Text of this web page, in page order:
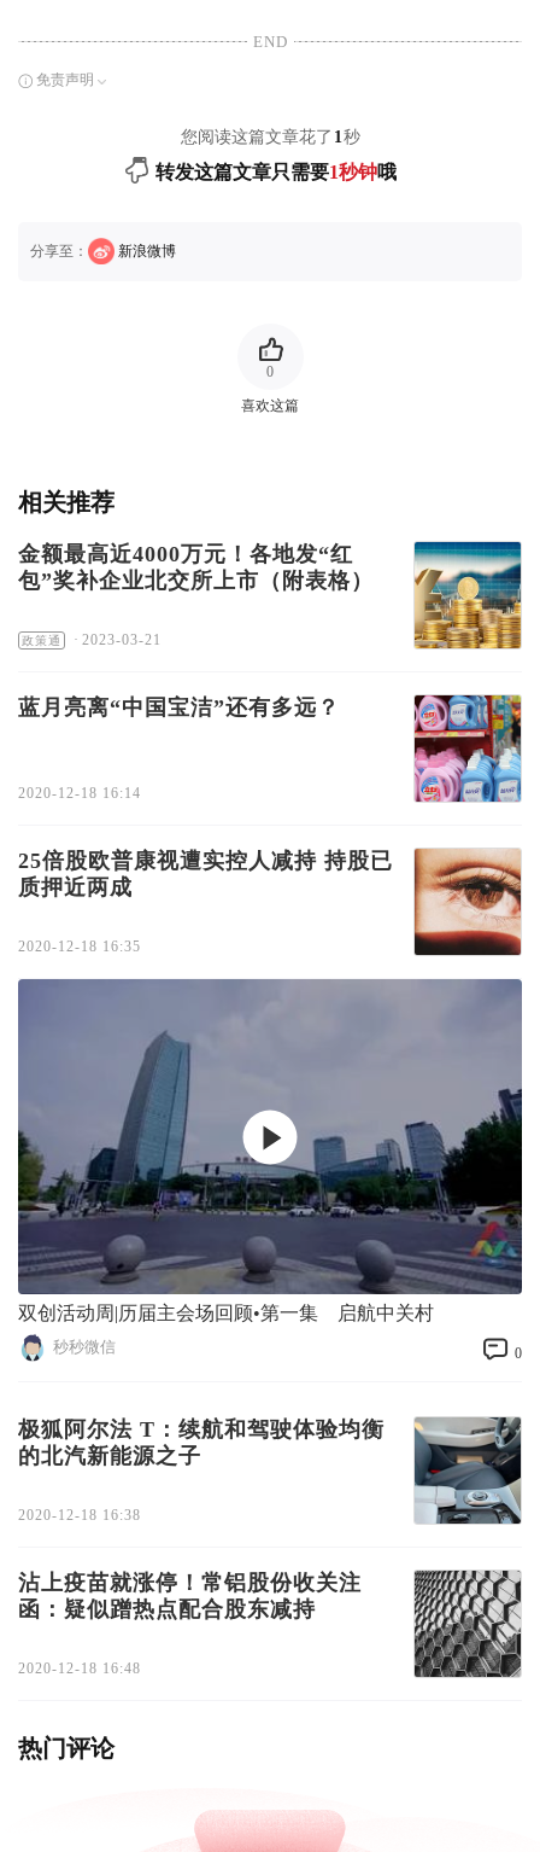
END
免责声明
您阅读这篇文章花了 1秒
转发这篇文章只需要1秒钟哦
分享至： 新浪微博
喜欢这篇
0
相关推荐
金额最高近4000万元！各地发“红
包”奖补企业北交所上市（附表格）
政策通 · 2023-03-21
蓝月亮离“中国宝洁”还有多远？
2020-12-18 16:14
25倍股欧普康视遭实控人减持 持股已
质押近两成
2020-12-18 16:35
双创活动周|历届主会场回顾•第一集 启航中关村
秒秒微信 0
极狐阿尔法 T：续航和驾驶体验均衡
的北汽新能源之子
2020-12-18 16:38
沾上疫苗就涨停！常铝股份收关注
函：疑似蹭热点配合股东减持
2020-12-18 16:48
热门评论